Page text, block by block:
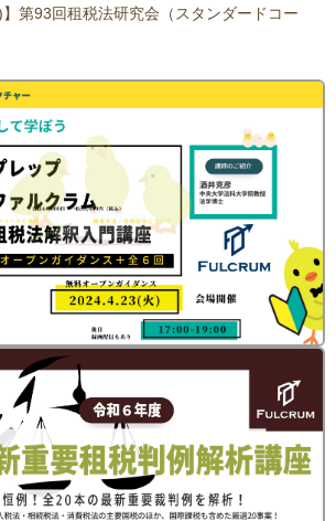
】第93回租税法研究会（スタンダードコー